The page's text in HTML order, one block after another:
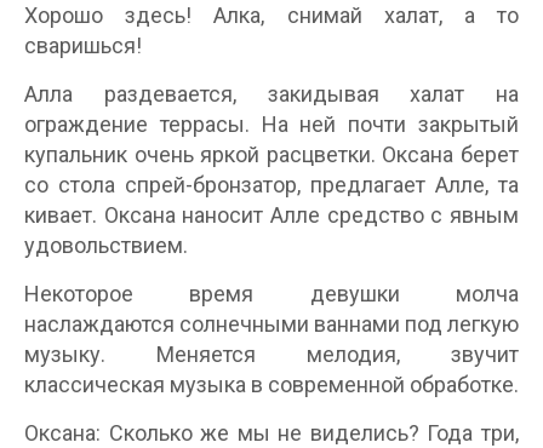
Хорошо здесь! Алка, снимай халат, а то
сваришься!
Алла раздевается, закидывая халат на
ограждение террасы. На ней почти закрытый
купальник очень яркой расцветки. Оксана берет
со стола спрей-бронзатор, предлагает Алле, та
кивает. Оксана наносит Алле средство с явным
удовольствием.
Некоторое время девушки молча
наслаждаются солнечными ваннами под легкую
музыку. Меняется мелодия, звучит
классическая музыка в современной обработке.
Оксана: Сколько же мы не виделись? Года три,